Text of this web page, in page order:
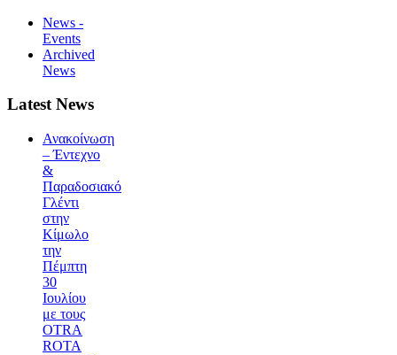
News -
Events
Archived
News
Latest News
Ανακοίνωση
– Έντεχνο
&
Παραδοσιακό
Γλέντι
στην
Κίμωλο
την
Πέμπτη
30
Ιουλίου
με τους
OTRA
ROTA